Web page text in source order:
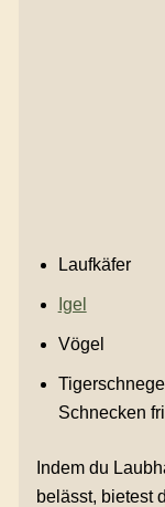
Laufkäfer
Igel
Vögel
Schnecken
Indem du
belässt, bietest